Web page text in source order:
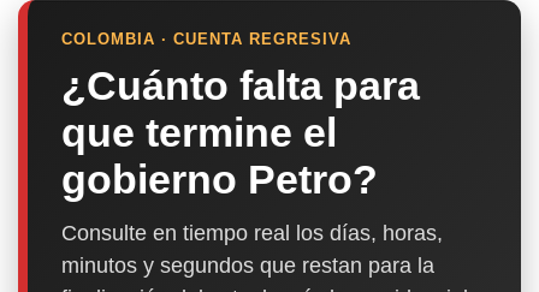
COLOMBIA · CUENTA REGRESIVA
¿Cuánto falta para
que termine el
gobierno Petro?
Consulte en tiempo real los días, horas,
minutos y segundos que restan para la